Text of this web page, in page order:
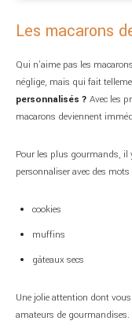
Les macarons
Qui n’aime pas les
néglige, mais qui fait
personnalisés ? Avec les
macarons deviennent
Pour les plus gourmands, il
personnaliser avec des
cookies
muffins
gâteaux secs
Une jolie attention dont
amateurs de gourmandises.